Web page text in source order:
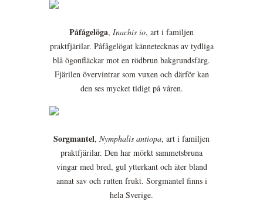
Påfågelöga, Inachis io, art i familjen
praktfjärilar. Påfågelögat kännetecknas av tydliga
blå ögonfläckar mot en rödbrun bakgrundsfärg.
Fjärilen övervintrar som vuxen och därför kan
den ses mycket tidigt på våren.
Sorgmantel, Nymphalis antiopa, art i familjen
praktfjärilar. Den har mörkt sammetsbruna
vingar med bred, gul ytterkant och äter bland
annat sav och rutten frukt. Sorgmantel finns i
hela Sverige.